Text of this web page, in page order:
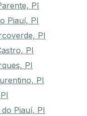
PI
Piauí, PI
PI
PI
PI
PI
Piauí, PI